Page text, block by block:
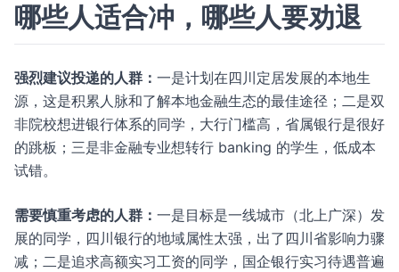
哪些人适合冲，哪些人要劝退
强烈建议投递的人群： 一是计划在四川定居发展的本地生
源，这是积累人脉和了解本地金融生态的最佳途径；二是双
非院校想进银行体系的同学，大行门槛高，省属银行是很好
的跳板；三是非金融专业想转行 banking 的学生，低成本
试错。
需要慎重考虑的人群： 一是目标是一线城市（北上广深）发
展的同学，四川银行的地域属性太强，出了四川省影响力骤
减；二是追求高额实习工资的同学，国企银行实习待遇普遍